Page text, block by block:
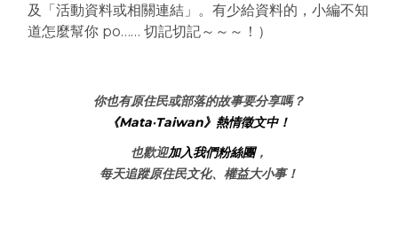
及「活動資料或相關連結」。有少給資料的，小編不知
道怎麼幫你 po…… 切記切記～～～！）
你也有原住民或部落的故事要分享嗎？
《Mata‧Taiwan》熱情徵文中！
也歡迎加入我們粉絲團，
每天追蹤原住民文化、權益大小事！